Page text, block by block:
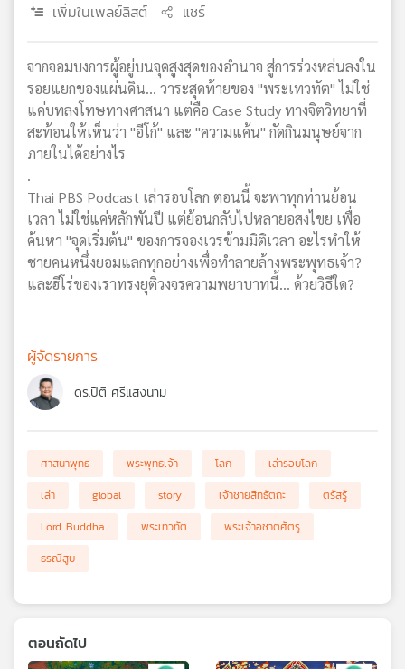
วิทยุ
เครือ
ข่าย
เพิ่มในเพลย์ลิสต์ แชร์
จากจอมบงการผู้อยู่บนจุดสูงสุดของอำนาจ สู่การร่วงหล่นลงใน
รอยแยกของแผ่นดิน... วาระสุดท้ายของ "พระเทวทัต" ไม่ใช่
แค่บทลงโทษทางศาสนา แต่คือ Case Study ทางจิตวิทยาที่
สะท้อนให้เห็นว่า "อีโก้" และ "ความแค้น" กัดกินมนุษย์จาก
ภายในได้อย่างไร
.
Thai PBS Podcast เล่ารอบโลก ตอนนี้ จะพาทุกท่านย้อน
เวลา ไม่ใช่แค่หลักพันปี แต่ย้อนกลับไปหลายอสงไขย เพื่อ
ค้นหา "จุดเริ่มต้น" ของการจองเวรข้ามมิติเวลา อะไรทำให้
ชายคนหนึ่งยอมแลกทุกอย่างเพื่อทำลายล้างพระพุทธเจ้า?
และฮีโร่ของเราทรงยุติวงจรความพยาบาทนี้... ด้วยวิธีใด?
ผู้จัดรายการ
ดร.ปิติ ศรีแสงนาม
ศาสนาพุทธ พระพุทธเจ้า โลก
เล่ารอบโลก
เล่า
global story เจ้าชายสิทธัตถะ
ตรัสรู้
Lord Buddha
พระเทวทัต
พระเจ้าอชาตศัตรู
ธรณีสูบ
ตอนถัดไป